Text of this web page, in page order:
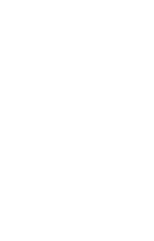
バッテリーの
これで使用感
本日はご来店